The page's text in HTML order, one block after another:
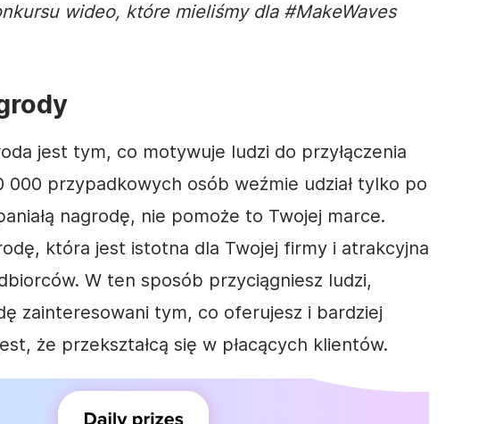
wideo, które mieliśmy dla #MakeWaves
jest tym, co motywuje ludzi do przyłączenia
000 przypadkowych osób weźmie udział tylko po
nagrodę, nie pomoże to Twojej marce.
która jest istotna dla Twojej firmy i atrakcyjna
W ten sposób przyciągniesz ludzi,
zainteresowani tym, co oferujesz i bardziej
że przekształcą się w płacących klientów.